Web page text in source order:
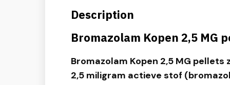
Description
Bromazolam Kopen 2,5 MG
Bromazolam Kopen 2,5 MG
2,5 miligram actieve stof